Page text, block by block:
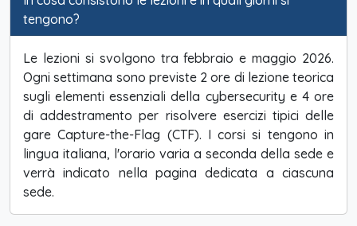
tengono?
Le lezioni si svolgono tra febbraio e maggio 2026.
Ogni settimana sono previste 2 ore di lezione teorica
sugli elementi essenziali della cybersecurity e 4 ore
di addestramento per risolvere esercizi tipici delle
gare Capture-the-Flag (CTF). I corsi si tengono in
lingua italiana, l'orario varia a seconda della sede e
verrà indicato nella pagina dedicata a ciascuna
sede.